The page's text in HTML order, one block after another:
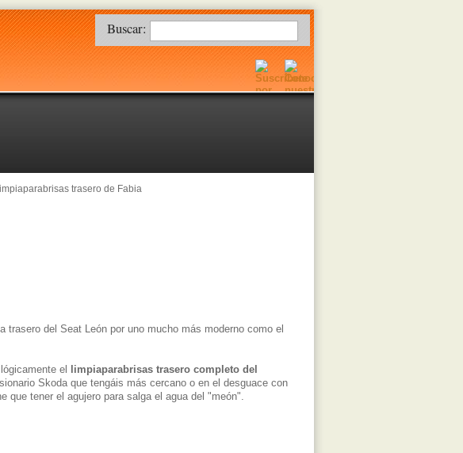
Buscar:
trasero de Fabia
del Seat León por uno mucho más moderno como el
el
limpiaparabrisas trasero completo del
Skoda que tengáis más cercano o en el desguace con
que tener el agujero para salga el agua del "meón".